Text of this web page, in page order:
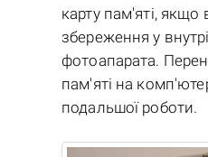
карту пам'яті, якщо
збереження у
фотоапарата.
пам'яті на
подальшої роботи.